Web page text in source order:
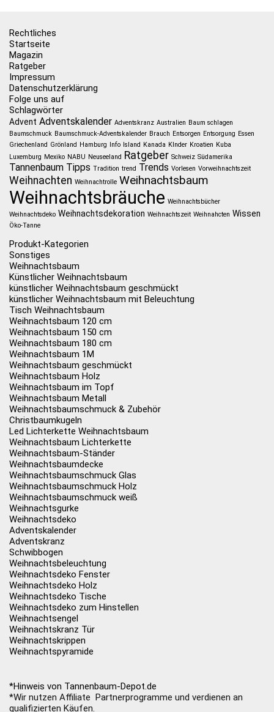
Rechtliches
Startseite
Magazin
Ratgeber
Impressum
Datenschutzerklärung
Folge uns auf
Schlagwörter
Advent Adventskalender Adventskranz Australien Baum schlagen
Baumschmuck Baumschmuck-Adventskalender Brauch Entsorgen Entsorgung Essen
Griechenland Grönland Hamburg Info Island Kanada KInder Kroatien Kuba
Luxemburg Mexiko NABU Neuseeland Ratgeber Schweiz Südamerika
Tannenbaum Tipps Tradition trend Trends Vorlesen Vorweihnachtszeit
Weihnachten Weihnachtrolle Weihnachtsbaum
Weihnachtsbräuche Weihnachtsbücher
Weihnachtsdeko Weihnachtsdekoration Weihnachtszeit Weihnahcten Wissen
Öko-Tanne
Produkt-Kategorien
Sonstiges
Weihnachtsbaum
Künstlicher Weihnachtsbaum
künstlicher Weihnachtsbaum geschmückt
künstlicher Weihnachtsbaum mit Beleuchtung
Tisch Weihnachtsbaum
Weihnachtsbaum 120 cm
Weihnachtsbaum 150 cm
Weihnachtsbaum 180 cm
Weihnachtsbaum 1M
Weihnachtsbaum geschmückt
Weihnachtsbaum Holz
Weihnachtsbaum im Topf
Weihnachtsbaum Metall
Weihnachtsbaumschmuck & Zubehör
Christbaumkugeln
Led Lichterkette Weihnachtsbaum
Weihnachtsbaum Lichterkette
Weihnachtsbaum-Ständer
Weihnachtsbaumdecke
Weihnachtsbaumschmuck Glas
Weihnachtsbaumschmuck Holz
Weihnachtsbaumschmuck weiß
Weihnachtsgurke
Weihnachtsdeko
Adventskalender
Adventskranz
Schwibbogen
Weihnachtsbeleuchtung
Weihnachtsdeko Fenster
Weihnachtsdeko Holz
Weihnachtsdeko Tische
Weihnachtsdeko zum Hinstellen
Weihnachtsengel
Weihnachtskranz Tür
Weihnachtskrippen
Weihnachtspyramide
*Hinweis von Tannenbaum-Depot.de
*Wir nutzen Affiliate Partnerprogramme und verdienen an
qualifizierten Käufen.